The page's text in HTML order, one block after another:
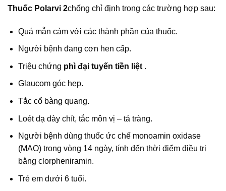
Thuốc Polarvi 2chống chỉ định trong các trường hợp sau:
Quá mẫn cảm với các thành phần của thuốc.
Người bệnh đang cơn hen cấp.
Triệu chứng phì đại tuyến tiền liệt .
Glaucom góc hẹp.
Tắc cổ bàng quang.
Loét dạ dày chít, tắc môn vị – tá tràng.
Người bệnh dùng thuốc ức chế monoamin oxidase
(MAO) trong vòng 14 ngày, tính đến thời điểm điều trị
bằng clorpheniramin.
Trẻ em dưới 6 tuổi.